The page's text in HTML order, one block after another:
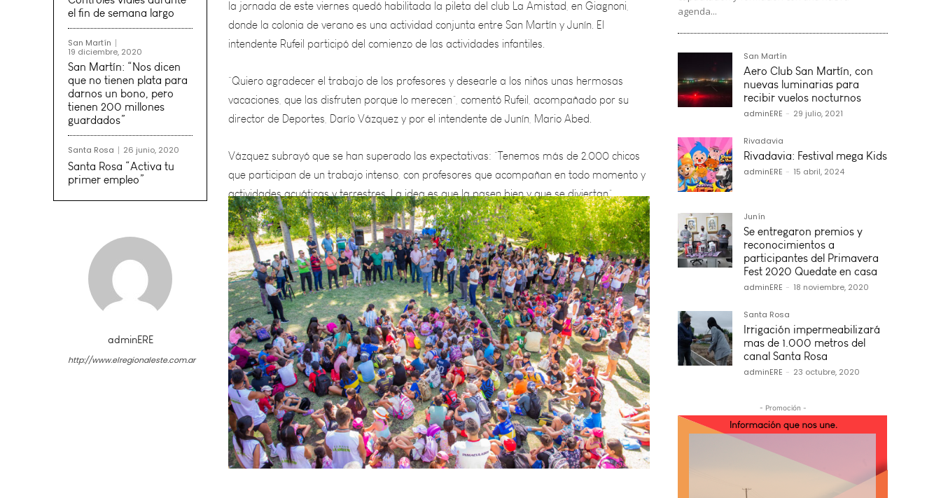
el fin de semana largo
San Martín
19 diciembre, 2020
San Martín: “Nos dicen
que no tienen plata para
darnos un bono, pero
tienen 200 millones
guardados”
Santa Rosa 26 junio, 2020
Santa Rosa “Activa tu
primer empleo”
adminERE
http://www.elregionaleste.com.ar
intendente Rufeil participó del comienzo de las actividades infantiles.
“Quieroagradecer el trabajo de los profesores y desearle a los niños unas hermosas
vacaciones, que las disfruten porque lo merecen”, comentó Rufeil, acompañado por su
director de Deportes, Darío Vázquez y por el intendente de Junín, Mario Abed.
Vázquez subrayó que se han superado las expectativas: “Tenemos más de 2.000 chicos
que participan de un trabajo intenso, con profesores que acompañan en todo momento y
actividades acuáticas y terrestres. La idea es que la pasen bien y que se diviertan”.
agenda...
San Martín
Aero Club San Martín, con
nuevas luminarias para
recibir vuelos nocturnos
adminERE - 29 julio, 2021
Rivadavia
Rivadavia: Festival mega Kids
adminERE - 15 abril, 2024
Junín
Se entregaron premios y
reconocimientos a
participantes del Primavera
Fest 2020 Quedate en casa
adminERE - 18 noviembre, 2020
Santa Rosa
Irrigación impermeabilizará
mas de 1.000 metros del
canal Santa Rosa
adminERE - 23 octubre, 2020
- Promoción -